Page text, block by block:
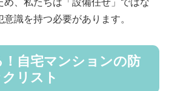
め、私たちは「設備任せ」ではな
識を持つ必要があります。
自宅マンションの防
リスト